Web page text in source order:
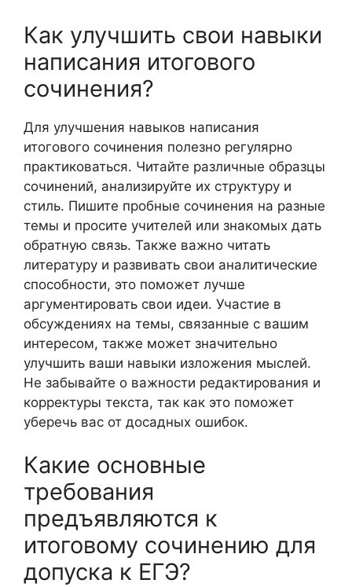
Как улучшить свои навыки
написания итогового
сочинения?
Для улучшения навыков написания
итогового сочинения полезно регулярно
практиковаться. Читайте различные образцы
сочинений, анализируйте их структуру и
стиль. Пишите пробные сочинения на разные
темы и просите учителей или знакомых дать
обратную связь. Также важно читать
литературу и развивать свои аналитические
способности, это поможет лучше
аргументировать свои идеи. Участие в
обсуждениях на темы, связанные с вашим
интересом, также может значительно
улучшить ваши навыки изложения мыслей.
Не забывайте о важности редактирования и
корректуры текста, так как это поможет
уберечь вас от досадных ошибок.
Какие основные
требования
предъявляются к
итоговому сочинению для
допуска к ЕГЭ?